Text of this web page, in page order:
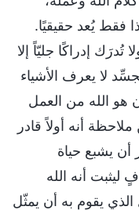
فقط يُعد حقيقيًا.
تُدرَك إدراكًا جليّاً إلا
لا يعرف الأشياء
هو الله من العمل
أنه أولاً قادر
أن يشبع حياة
ليثبت أنه الله
يقوم به أن يمثّل